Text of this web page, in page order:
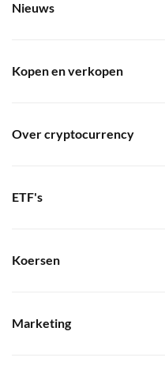
Nieuws
Kopen en verkopen
Over cryptocurrency
ETF's
Koersen
Marketing